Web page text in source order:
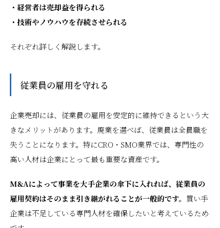
・経営者は売却益を得られる
・技術やノウハウを存続させられる
それぞれ詳しく解説します。
従業員の雇用を守れる
企業売却には、従業員の雇用を安定的に維持できるという大
きなメリットがあります。廃業を選べば、従業員は全員職を
失うことになります。特にCRO・SMO業界では、専門性の
高い人材は企業にとって最も重要な資産です。
M&Aによって事業を大手企業の傘下に入れれば、従業員の
雇用契約はそのまま引き継がれることが一般的です。 買い手
企業は不足している専門人材を確保したいと考えているため